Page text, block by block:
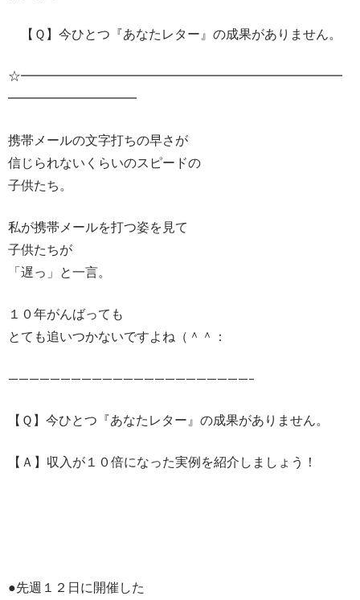
【Ｑ】今ひとつ『あなたレター』の成果がありません。
☆━━━━━━━━━━━━━━━━━━━━━━━━━
━━━━━━━━━━
携帯メールの文字打ちの早さが
信じられないくらいのスピードの
子供たち。
私が携帯メールを打つ姿を見て
子供たちが
「遅っ」と一言。
１０年がんばっても
とても追いつかないですよね（＾＾：
———————————————————————–
【Ｑ】今ひとつ『あなたレター』の成果がありません。
【Ａ】収入が１０倍になった実例を紹介しましょう！
●先週１２日に開催した